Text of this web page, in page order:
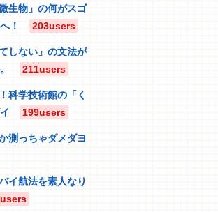
生物」の何がスゴ
！
203users
しない」の文法が
211users
科学技術館の「く
199users
測っちゃダメダヨ
イ航法を素人なり